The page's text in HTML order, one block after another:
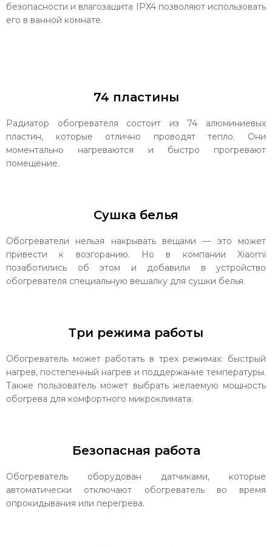
безопасности и влагозащита IPX4 позволяют использовать
его в ванной комнате.
74 пластины
Радиатор обогревателя состоит из 74 алюминиевых
пластин, которые отлично проводят тепло. Они
моментально нагреваются и быстро прогревают
помещение.
Сушка белья
Обогреватели нельзя накрывать вещами — это может
привести к возгоранию. Но в компании Xiaomi
позаботились об этом и добавили в устройство
обогревателя специальную вешалку для сушки белья.
Три режима работы
Обогреватель может работать в трех режимах: быстрый
нагрев, постепенный нагрев и поддержание температуры.
Также пользователь может выбрать желаемую мощность
обогрева для комфортного микроклимата.
Безопасная работа
Обогреватель оборудован датчиками, которые
автоматически отключают обогреватель во время
опрокидывания или перегрева.